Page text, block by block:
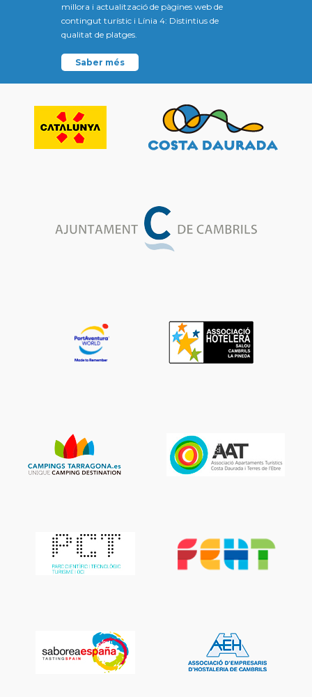
millora i actualització de pàgines web de
contingut turístic i Línia 4: Distintius de
qualitat de platges.
Saber més